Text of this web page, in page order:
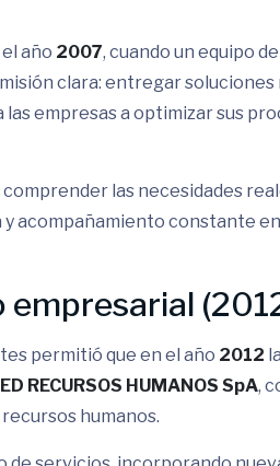
año 2007, cuando un equipo de
clara: entregar soluciones
empresas a optimizar sus
las necesidades
acompañamiento constante
permitió que en el año 2012
RECURSOS HUMANOS SpA,
humanos.